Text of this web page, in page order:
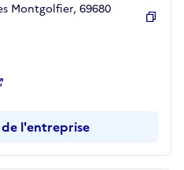
Montgolfier, 69680
l'entreprise